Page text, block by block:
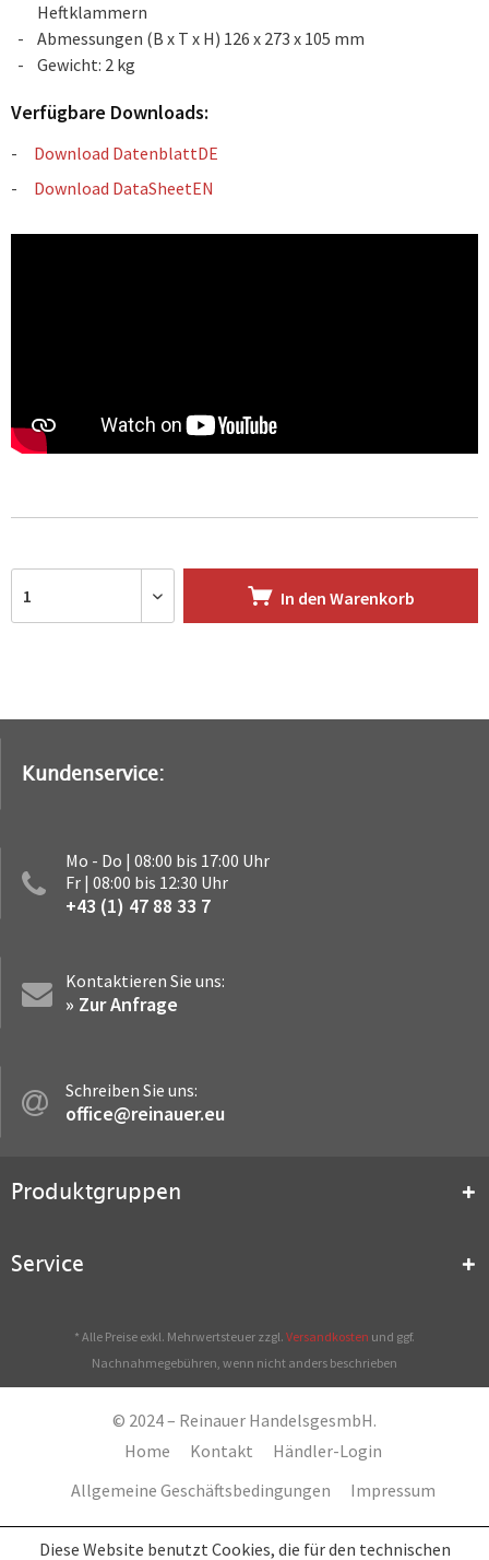
Heftklammern
Abmessungen (B x T x H) 126 x 273 x 105 mm
Gewicht: 2 kg
Verfügbare Downloads:
Download DatenblattDE
Download DataSheetEN
In den Warenkorb
Kundenservice:
Mo - Do | 08:00 bis 17:00 Uhr
Fr | 08:00 bis 12:30 Uhr
+43 (1) 47 88 33 7
Kontaktieren Sie uns:
» Zur Anfrage
Schreiben Sie uns:
office@reinauer.eu
Produktgruppen
Service
* Alle Preise exkl. Mehrwertsteuer zzgl. Versandkosten und ggf.
Nachnahmegebühren, wenn nicht anders beschrieben
© 2024 – Reinauer HandelsgesmbH.
Home
Kontakt
Händler-Login
Allgemeine Geschäftsbedingungen
Impressum
Diese Website benutzt Cookies, die für den technischen